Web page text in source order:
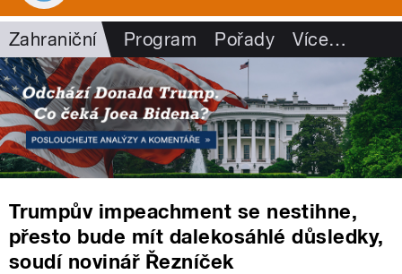
Zahraniční Program Pořady Více…
Trumpův impeachment se nestihne,
přesto bude mít dalekosáhlé důsledky,
soudí novinář Řezníček